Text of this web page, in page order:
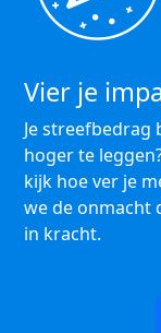
Vier je
Je streefbedrag
hoger te
kijk hoe ver je
we de onmacht
in kracht.